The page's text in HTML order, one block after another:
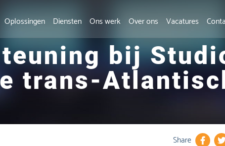
Oplossingen Diensten Ons werk Over ons Vacatures
bij
trans-
Share